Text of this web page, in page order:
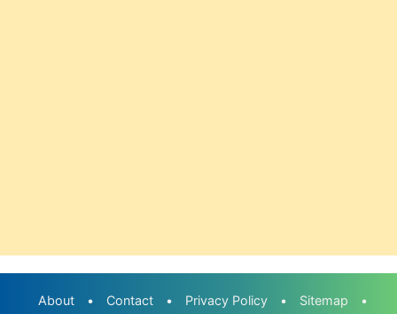
About • Contact • Privacy Policy • Sitemap
•